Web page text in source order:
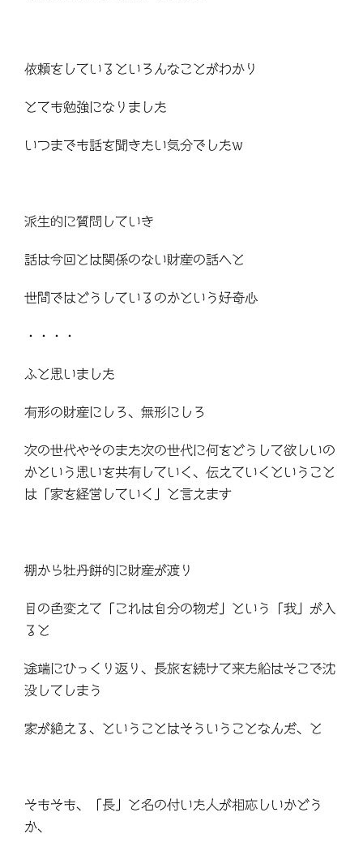
依頼をしているといろんなことがわかり
とても勉強になりました
いつまでも話を聞きたい気分でしたw
派生的に質問していき
話は今回とは関係のない財産の話へと
世間ではどうしているのかという好奇心
・・・・
ふと思いました
有形の財産にしろ、無形にしろ
次の世代やそのまた次の世代に何をどうして欲しいの
かという思いを共有していく、伝えていくということ
は「家を経営していく」と言えます
棚から牡丹餅的に財産が渡り
目の色変えて「これは自分の物だ」という「我」が入
ると
途端にひっくり返り、長旅を続けて来た船はそこで沈
没してしまう
家が絶える、ということはそういうことなんだ、と
そもそも、「長」と名の付いた人が相応しいかどう
か、